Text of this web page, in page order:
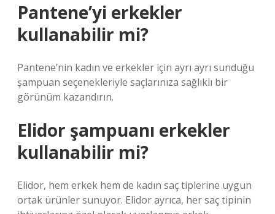
Pantene’yi erkekler
kullanabilir mi?
Pantene’nin kadın ve erkekler için ayrı ayrı sunduğu
şampuan seçenekleriyle saçlarınıza sağlıklı bir
görünüm kazandırın.
Elidor şampuanı erkekler
kullanabilir mi?
Elidor, hem erkek hem de kadın saç tiplerine uygun
ortak ürünler sunuyor. Elidor ayrıca, her saç tipinin